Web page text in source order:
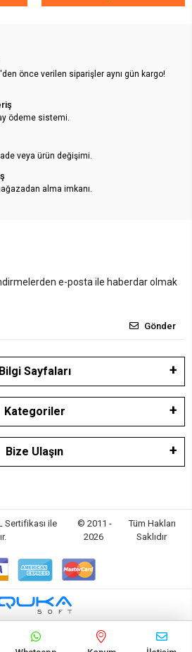
önce verilen siparişler aynı gün kargo!
ödeme sistemi.
veya ürün değişimi.
alma imkanı.
e-posta ile haberdar olmak
Gönder
Bilgi Sayfaları
Kategoriler
Bize Ulaşın
Sertifikası ile
© 2011 -
2026
Tüm Hakları
Saklıdır